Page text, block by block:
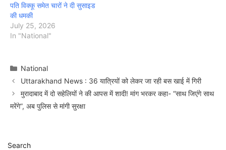
पति विक्कू समेत चारों ने दी सुसाइड
की धमकी
July 25, 2026
In "National"
Categories
National
Uttarakhand News : 36 यात्रियों को लेकर जा रही बस खाई में गिरी
मुरादाबाद में दो सहेलियों ने की आपस में शादी! मांग भरकर कहा- “साथ जिएंगे साथ
मरेंगे”, अब पुलिस से मांगी सुरक्षा
Search